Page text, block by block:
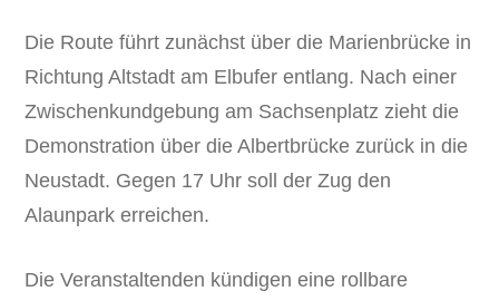
Die Route führt zunächst über die Marienbrücke in
Richtung Altstadt am Elbufer entlang. Nach einer
Zwischenkundgebung am Sachsenplatz zieht die
Demonstration über die Albertbrücke zurück in die
Neustadt. Gegen 17 Uhr soll der Zug den
Alaunpark erreichen.
Die Veranstaltenden kündigen eine rollbare